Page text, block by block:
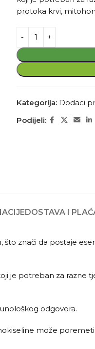
protoka krvi,
Kategorija: Dodaci
Podijeli:
DOSTAVA I
znači da postaje
je potreban za razne
odgovora.
može